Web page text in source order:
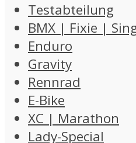
Testabteilung
BMX | Fixie |
Enduro
Gravity
Rennrad
E-Bike
XC | Marathon
Lady-Special